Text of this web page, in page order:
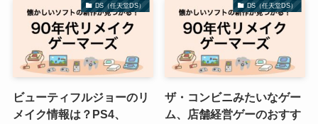
DS（任天堂DS）
ビューティフルジョーのリ
メイク情報は？PS4、
DS（任天堂DS）
ザ・コンビニみたいなゲー
ム、店舗経営ゲーのおすす